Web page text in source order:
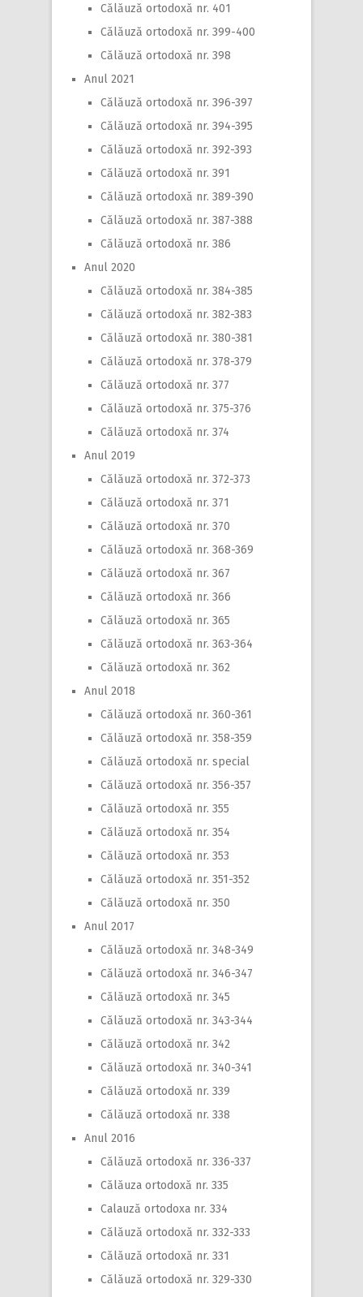
Călăuză ortodoxă nr. 401
Călăuză ortodoxă nr. 399-400
Călăuză ortodoxă nr. 398
Anul 2021
Călăuză ortodoxă nr. 396-397
Călăuză ortodoxă nr. 394-395
Călăuză ortodoxă nr. 392-393
Călăuză ortodoxă nr. 391
Călăuză ortodoxă nr. 389-390
Călăuză ortodoxă nr. 387-388
Călăuză ortodoxă nr. 386
Anul 2020
Călăuză ortodoxă nr. 384-385
Călăuză ortodoxă nr. 382-383
Călăuză ortodoxă nr. 380-381
Călăuză ortodoxă nr. 378-379
Călăuză ortodoxă nr. 377
Călăuză ortodoxă nr. 375-376
Călăuză ortodoxă nr. 374
Anul 2019
Călăuză ortodoxă nr. 372-373
Călăuză ortodoxă nr. 371
Călăuză ortodoxă nr. 370
Călăuză ortodoxă nr. 368-369
Călăuză ortodoxă nr. 367
Călăuză ortodoxă nr. 366
Călăuză ortodoxă nr. 365
Călăuză ortodoxă nr. 363-364
Călăuză ortodoxă nr. 362
Anul 2018
Călăuză ortodoxă nr. 360-361
Călăuză ortodoxă nr. 358-359
Călăuză ortodoxă nr. special
Călăuză ortodoxă nr. 356-357
Călăuză ortodoxă nr. 355
Călăuză ortodoxă nr. 354
Călăuză ortodoxă nr. 353
Călăuză ortodoxă nr. 351-352
Călăuză ortodoxă nr. 350
Anul 2017
Călăuză ortodoxă nr. 348-349
Călăuză ortodoxă nr. 346-347
Călăuză ortodoxă nr. 345
Călăuză ortodoxă nr. 343-344
Călăuză ortodoxă nr. 342
Călăuză ortodoxă nr. 340-341
Călăuză ortodoxă nr. 339
Călăuză ortodoxă nr. 338
Anul 2016
Călăuză ortodoxă nr. 336-337
Călăuza ortodoxă nr. 335
Calauză ortodoxa nr. 334
Călăuză ortodoxă nr. 332-333
Călăuză ortodoxă nr. 331
Călăuză ortodoxă nr. 329-330